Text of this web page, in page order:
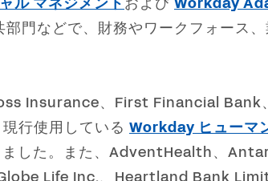
門などで、財務やワークフォース
Insurance、First Financial
行使用している Workday ヒューマ
ました。また、AdventHealth、
Life Inc.、Heartland Bank